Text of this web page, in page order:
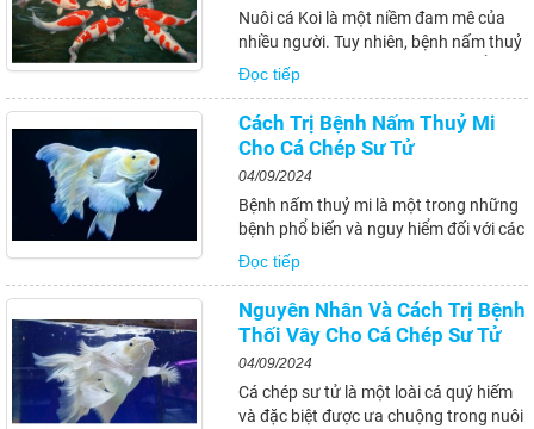
Nuôi cá Koi là một niềm đam mê của
nhiều người. Tuy nhiên, bệnh nấm thuỷ
mi là một trong những vấn đề phổ biến
mà những người nuôi cá Koi phải đối
mặt. Bệnh này không chỉ ảnh hưởng
đến sức khỏe của cá Koi, mà còn có
thể...
Đọc tiếp
Cách Trị Bệnh Nấm Thuỷ Mi
Cho Cá Chép Sư Tử
04/09/2024
Bệnh nấm thuỷ mi là một trong những
bệnh phổ biến và nguy hiểm đối với các
loài cá cảnh, trong đó có cá chép Sư
Tử. Bệnh này có thể gây thiệt hại nặng
nề cho đàn cá, ảnh hưởng đến sức
khoẻ và thậm chí dẫn đến tử vong...
Đọc tiếp
Nguyên Nhân Và Cách Trị Bệnh
Thối Vây Cho Cá Chép Sư Tử
04/09/2024
Cá chép sư tử là một loài cá quý hiếm
và đặc biệt được ưa chuộng trong nuôi